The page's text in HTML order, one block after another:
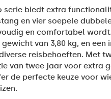
serie biedt extra
en vier soepele
en comfortabel
gewicht van 3,80 kg, en
reisbehoeften. Met
van twee jaar voor extra
de perfecte keuze voor